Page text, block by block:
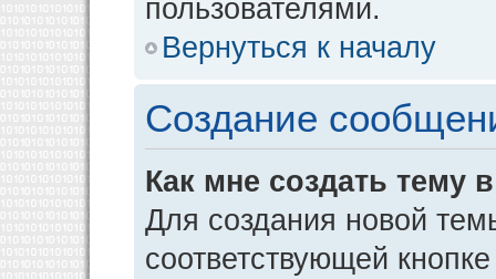
пользователями.
Вернуться к началу
Создание
Как мне создать тему
Для создания новой
соответствующей